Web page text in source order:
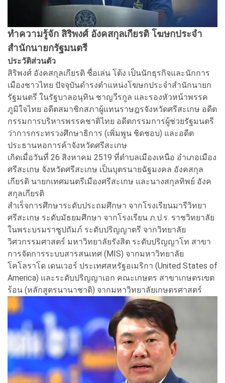
ทำความรู้จัก สิริพงศ์ อังคสกุลเกียรติ โฆษกประจำ
สำนักนายกรัฐมนตรี
ประวัติส่วนตัว
สิริพงศ์ อังคสกุลเกียรติ ชื่อเล่น โต้ง เป็นนักธุรกิจและนักการ
เมืองชาวไทย ปัจจุบันดำรงตำแหน่งโฆษกประจำสำนักนายก
รัฐมนตรี ในรัฐบาลอนุทิน ชาญวีรกูล และรองหัวหน้าพรรค
ภูมิใจไทย อดีตสมาชิกสภาผู้แทนราษฎรจังหวัดศรีสะเกษ อดีต
กรรมการบริหารพรรคชาติไทย อดีตกรรมการผู้ช่วยรัฐมนตรี
ว่าการกระทรวงศึกษาธิการ (เพิ่มพูน ชิดชอบ) และอดีต
ประธานหอการค้าจังหวัดศรีสะเกษ
เกิดเมื่อวันที่ 26 สิงหาคม 2519 ที่ตำบลเมืองเหนือ อำเภอเมือง
ศรีสะเกษ จังหวัดศรีสะเกษ เป็นบุตรนายฉัฐมงคล อังคสกุล
เกียรติ นายกเทศมนตรีเมืองศรีสะเกษ และนางสกุลทิพย์ อังค
สกุลเกียรติ
สำเร็จการศึกษาระดับประถมศึกษา จากโรงเรียนมารีวิทยา
ศรีสะเกษ ระดับมัธยมศึกษา จากโรงเรียน ภ.ป.ร. ราชวิทยาลัย
ในพระบรมราชูปถัมภ์ ระดับปริญญาตรี จากวิทยาลัย
วิศวกรรมศาสตร์ มหาวิทยาลัยรังสิต ระดับปริญญาโท สาขา
การจัดการระบบสารสนเทศ (MIS) จากมหาวิทยาลัย
โคโลราโด เดนเวอร์ ประเทศสหรัฐอเมริกา (United States of
America) และระดับปริญญาเอก คณะเกษตร สาขาเกษตรเขต
ร้อน (หลักสูตรนานาชาติ) จากมหาวิทยาลัยเกษตรศาสตร์